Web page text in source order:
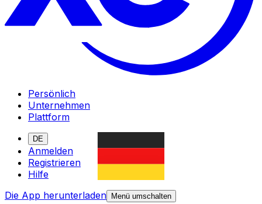
Persönlich
Unternehmen
Plattform
DE
Anmelden
Registrieren
Hilfe
Die App herunterladen
Menü umschalten